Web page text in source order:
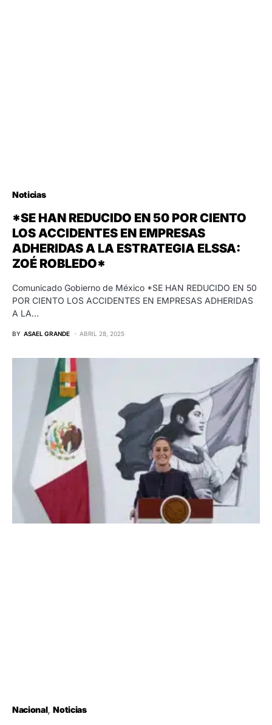
Noticias
*SE HAN REDUCIDO EN 50 POR CIENTO
LOS ACCIDENTES EN EMPRESAS
ADHERIDAS A LA ESTRATEGIA ELSSA:
ZOÉ ROBLEDO*
Comunicado Gobierno de México *SE HAN REDUCIDO EN 50
POR CIENTO LOS ACCIDENTES EN EMPRESAS ADHERIDAS
A LA…
BY ASAEL GRANDE ABRIL 28, 2025
Nacional Noticias